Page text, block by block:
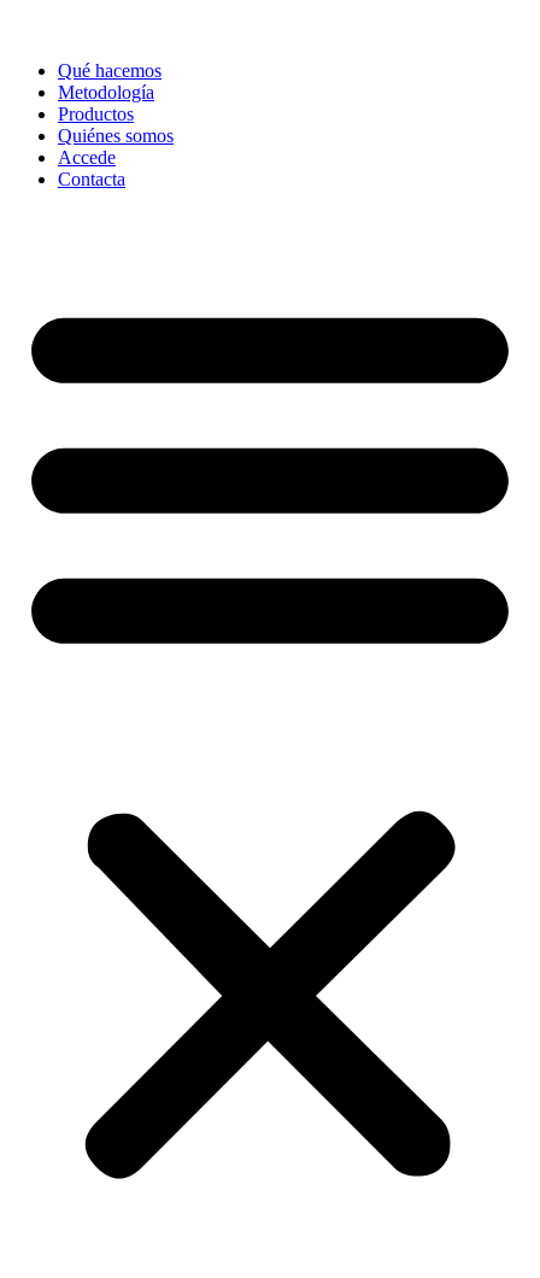
Qué hacemos
Metodología
Productos
Quiénes somos
Accede
Contacta